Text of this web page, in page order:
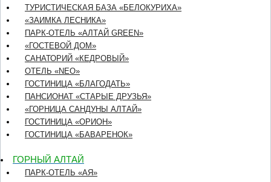
ТУРИСТИЧЕСКАЯ БАЗА «БЕЛОКУРИХА»
«ЗАИМКА ЛЕСНИКА»
ПАРК-ОТЕЛЬ «АЛТАЙ GREEN»
«ГОСТЕВОЙ ДОМ»
CАНАТОРИЙ «КЕДРОВЫЙ»
ОТЕЛЬ «NEO»
ГОСТИНИЦА «БЛАГОДАТЬ»
ПАНСИОНАТ «СТАРЫЕ ДРУЗЬЯ»
«ГОРНИЦА САНДУНЫ АЛТАЙ»
ГОСТИНИЦА «ОРИОН»
ГОСТИНИЦА «БАВАРЕНОК»
ГОРНЫЙ АЛТАЙ
ПАРК-ОТЕЛЬ «АЯ»